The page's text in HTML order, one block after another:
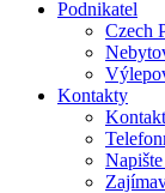
Podnikatel
Czech
Kontakty